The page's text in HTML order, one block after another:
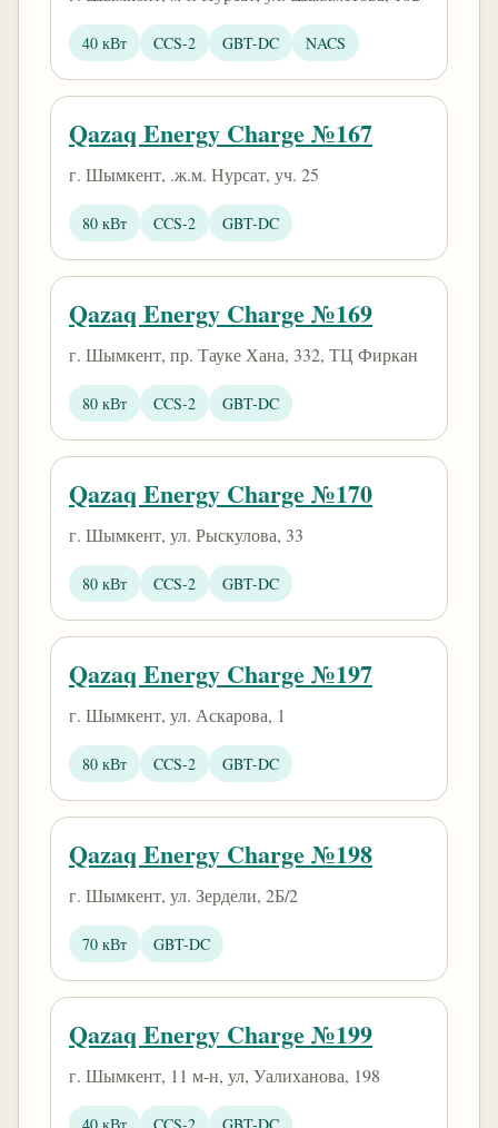
40 кВт CCS-2 GBT-DC NACS
Qazaq Energy Charge №167
г. Шымкент, .ж.м. Нурсат, уч. 25
80 кВт CCS-2 GBT-DC
Qazaq Energy Charge №169
г. Шымкент, пр. Тауке Хана, 332, ТЦ Фиркан
80 кВт CCS-2 GBT-DC
Qazaq Energy Charge №170
г. Шымкент, ул. Рыскулова, 33
80 кВт CCS-2 GBT-DC
Qazaq Energy Charge №197
г. Шымкент, ул. Аскарова, 1
80 кВт CCS-2 GBT-DC
Qazaq Energy Charge №198
г. Шымкент, ул. Зердели, 2Б/2
70 кВт GBT-DC
Qazaq Energy Charge №199
г. Шымкент, 11 м-н, ул, Уалиханова, 198